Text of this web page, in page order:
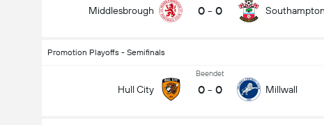
Middlesbrough 0 - 0 Southampton
Promotion Playoffs - Semifinals
Hull City
Beendet
0 - 0 Millwall